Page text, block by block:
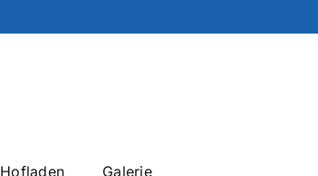
Hofladen Galerie